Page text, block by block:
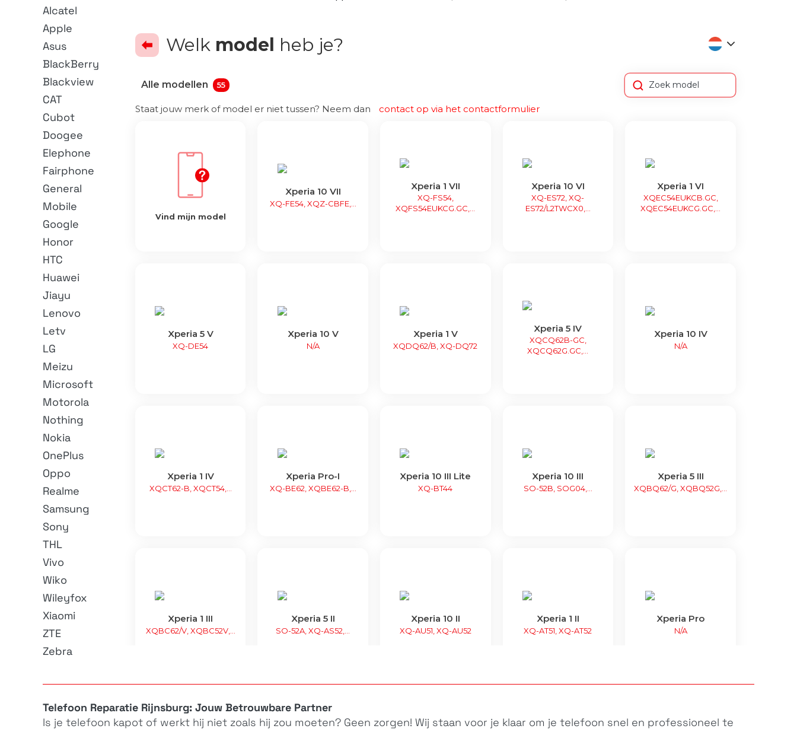
Alcatel
Apple
Asus
BlackBerry
Blackview
CAT
Cubot
Doogee
Elephone
Fairphone
General
Mobile
Google
Honor
HTC
Huawei
Jiayu
Lenovo
Letv
LG
Meizu
Microsoft
Motorola
Nothing
Nokia
OnePlus
Oppo
Realme
Samsung
Sony
THL
Vivo
Wiko
Wileyfox
Xiaomi
ZTE
Zebra
Welk model heb je?
Alle modellen 55
Staat jouw merk of model er niet tussen? Neem dan contact op via het contactformulier
Vind mijn model
Xperia 10 VII
XQ-FE54, XQZ-CBFE,...
Xperia 1 VII
XQ-FS54,
XQFS54EUKCG.GC,...
Xperia 10 VI
XQ-ES72, XQ-
ES72/L2TWCX0,...
Xperia 1 VI
XQEC54EUKCB.GC,
XQEC54EUKCG.GC,...
Xperia 5 V
XQ-DE54
Xperia 10 V
N/A
Xperia 1 V
XQDQ62/B, XQ-DQ72
Xperia 5 IV
XQCQ62B-GC,
XQCQ62G.GC,...
Xperia 10 IV
N/A
Xperia 1 IV
XQCT62-B, XQCT54,...
Xperia Pro-I
XQ-BE62, XQBE62-B,...
Xperia 10 III Lite
XQ-BT44
Xperia 10 III
SO-52B, SOG04,...
Xperia 5 III
XQBQ62/G, XQBQ52G,...
Xperia 1 III
XQBC62/V, XQBC52V,...
Xperia 5 II
SO-52A, XQ-AS52,...
Xperia 10 II
XQ-AU51, XQ-AU52
Xperia 1 II
XQ-AT51, XQ-AT52
Xperia Pro
N/A
Telefoon Reparatie Rijnsburg: Jouw Betrouwbare Partner
Is je telefoon kapot of werkt hij niet zoals hij zou moeten? Geen zorgen! Wij staan voor je klaar om je telefoon snel en professioneel te